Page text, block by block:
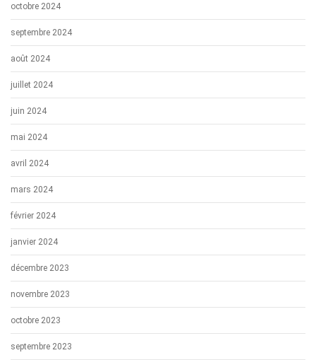
octobre 2024
septembre 2024
août 2024
juillet 2024
juin 2024
mai 2024
avril 2024
mars 2024
février 2024
janvier 2024
décembre 2023
novembre 2023
octobre 2023
septembre 2023